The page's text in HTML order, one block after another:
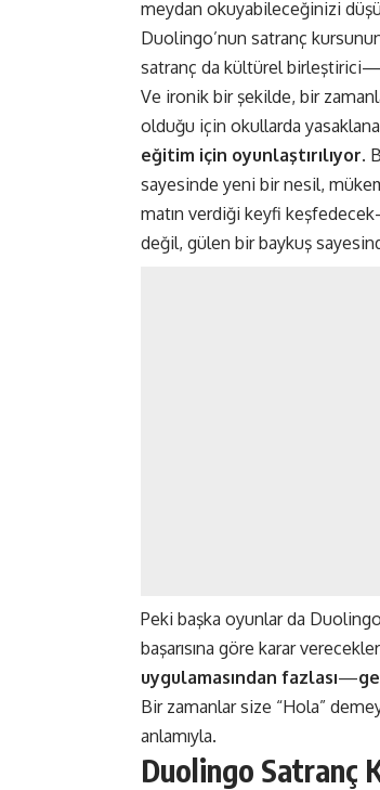
meydan okuyabileceğinizi
Duolingo’nun satranç
satranç da kültürel
Ve ironik bir şekilde, bir
olduğu için okullarda
eğitim için oyunlaştırılıyor.
sayesinde yeni bir nesil,
matın verdiği keyfi
değil, gülen bir baykuş
Peki başka oyunlar da
başarısına göre karar
uygulamasından fazlası—
Bir zamanlar size “Hola”
anlamıyla.
Duolingo Satranç